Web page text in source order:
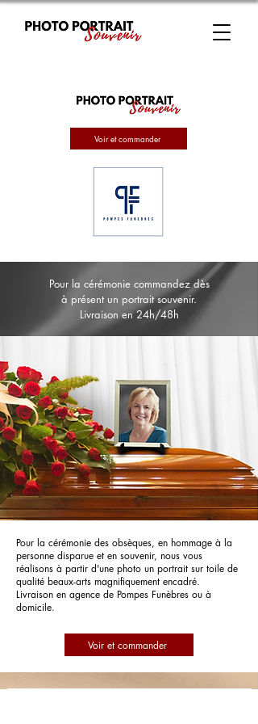
Voir et commander
Pour la cérémonie commandez dès
à présent un portrait souvenir.
Livraison en 24h/48h
Pour la cérémonie des obsèques, en hommage à la
personne disparue et en souvenir, nous vous
réalisons à partir d'une photo un portrait sur toile de
qualité beaux-arts magnifiquement encadré.
Livraison en agence de Pompes Funèbres ou à
domicile.
Voir et commander